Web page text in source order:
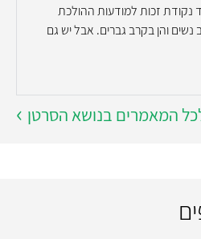
זכות למודעות ההולכת
והן בקרב גברים. אבל יש גם
המאמרים בנושא הסרטן